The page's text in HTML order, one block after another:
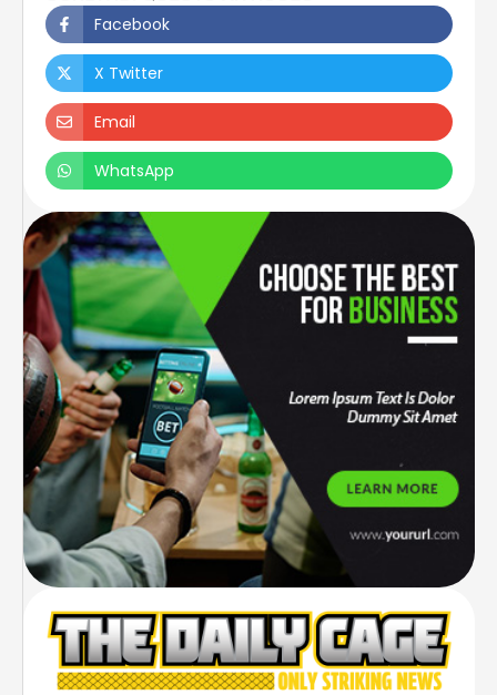
Facebook
X Twitter
Email
WhatsApp